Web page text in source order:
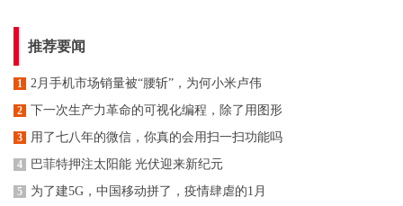
推荐要闻
1 2月手机市场销量被“腰斩”，为何小米卢伟
2 下一次生产力革命的可视化编程，除了用图形
3 用了七八年的微信，你真的会用扫一扫功能吗
4 巴菲特押注太阳能 光伏迎来新纪元
5 为了建5G，中国移动拼了，疫情肆虐的1月